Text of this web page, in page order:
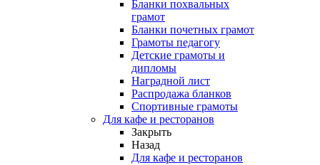
Бланки похвальных
грамот
Бланки почетных грамот
Грамоты педагогу
Детские грамоты и
дипломы
Наградной лист
Распродажа бланков
Спортивные грамоты
Для кафе и ресторанов
Закрыть
Назад
Для кафе и ресторанов